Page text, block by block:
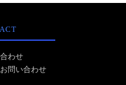
わせ
問い合わせ